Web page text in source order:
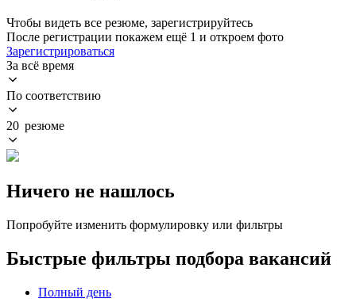
Чтобы видеть все резюме, зарегистрируйтесь
После регистрации покажем ещё 1 и откроем фото
Зарегистрироваться
За всё время
По соответствию
20 резюме
Ничего не нашлось
Попробуйте изменить формулировку или фильтры
Быстрые фильтры подбора вакансий
Полный день